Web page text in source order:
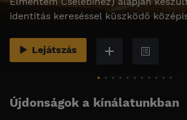
identitás kereséssel küszködő
Lejátszás
Újdonságok a kínálatunkban